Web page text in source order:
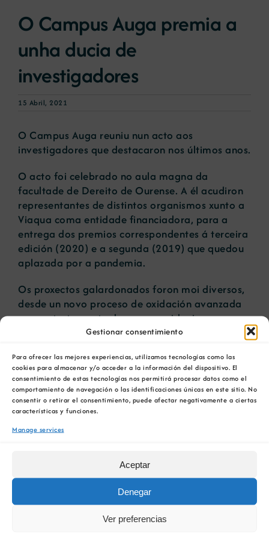
Gestionar consentimiento
Para ofrecer las mejores experiencias, utilizamos tecnologías como las
cookies para almacenar y/o acceder a la información del dispositivo. El
consentimiento de estas tecnologías nos permitirá procesar datos como el
comportamiento de navegación o las identificaciones únicas en este sitio. No
consentir o retirar el consentimiento, puede afectar negativamente a ciertas
características y funciones.
Manage services
Aceptar
Denegar
Ver preferencias
Novas
Portal de emprego
O Campus Auga premia a
unha ducia de
investigadores
15 Abril, 2021
O Campus Auga reuniu nun acto aos
investigadores que destacaron nos últimos anos.
O acto foi celebrado no aula magna da
facultade de Dereito de Ourense. A él acudiron
representantes de distintos organismos xunto a
Viaqua coma entidade financiadora, para a
entrega dos premios correspondentes á terceira
edición (2020) e a segunda (2019) que quedou
aplazada por a pandemia.
Os proxectos galardonados foron moi diversos,
desde un novo proceso de oxidación avanzada
para o tratamento de augas residuais
procedentes da industria, ata un traballo sobre
Portugal.
No acto, a vicerreitora do campus de Ourense,
Esther Blas, destacou que estes premios “dan
visibilidade ao noso campus e a nosa
colaboración próxima tanto con institucións
Marcos Martón González, director xeral de
Viaqua, recalcou a importancia de poxar polo
desenvolvemento do coñecemento e a súa
transferencia “nun momento no que a pandemia